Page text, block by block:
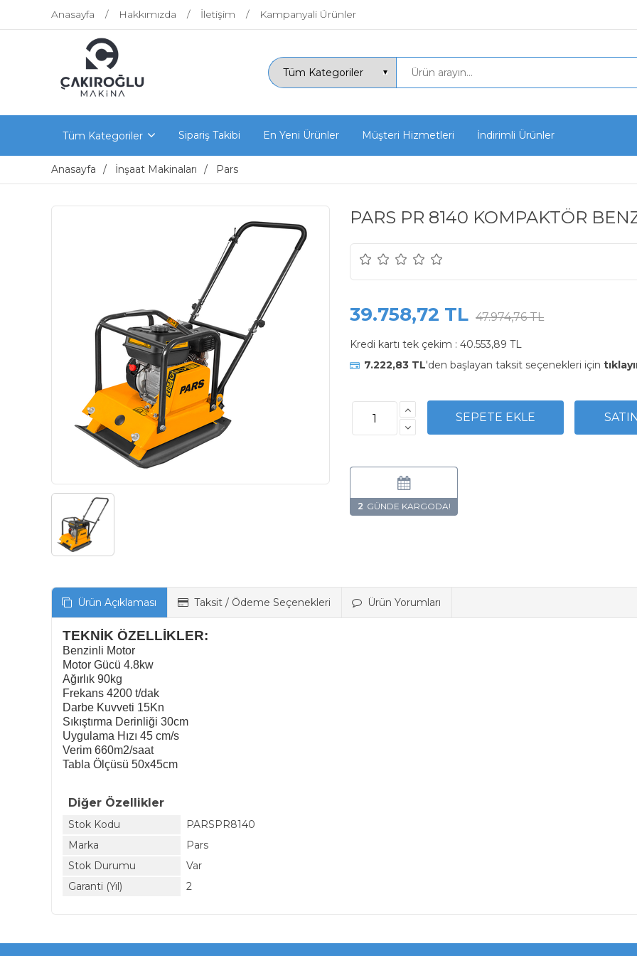
Anasayfa Hakkımızda İletişim Kampanyali Ürünler
Tüm Kategoriler Sipariş Takibi En Yeni Ürünler Müşteri Hizmetleri İndirimli Ürünler
Anasayfa İnşaat Makinaları Pars
PARS PR 8140 KOMPAKTÖR
39.758,72 TL 47.974,76 TL
Kredi kartı tek çekim : 40.553,89 TL
7.222,83 TL'den başlayan taksit seçenekleri için
2
Ürün Açıklaması Taksit / Ödeme Seçenekleri Ürün Yorumları
TEKNİK ÖZELLİKLER:
Benzinli Motor
Motor Gücü 4.8kw
Ağırlık 90kg
Frekans 4200 t/dak
Darbe Kuvveti 15Kn
Sıkıştırma Derinliği 30cm
Uygulama Hızı 45 cm/s
Verim 660m2/saat
Tabla Ölçüsü 50x45cm
Diğer Özellikler
Stok Kodu
PARSPR8140
Marka
Pars
Stok Durumu
Var
Garanti (Yıl)
2